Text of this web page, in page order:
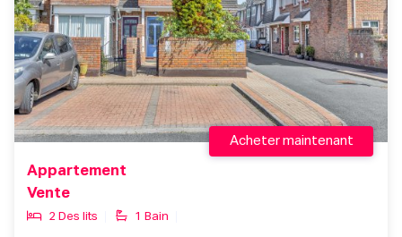
Appartement
Vente
2 Des lits 1 Bain
Acheter maintenant